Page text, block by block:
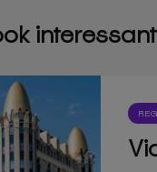
interessant